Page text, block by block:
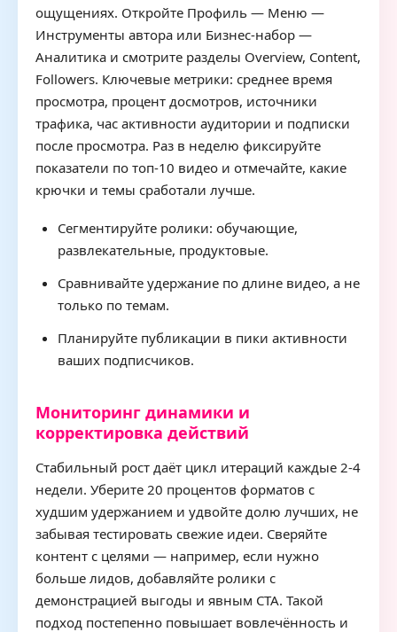
ощущениях. Откройте Профиль — Меню —
Инструменты автора или Бизнес-набор —
Аналитика и смотрите разделы Overview, Content,
Followers. Ключевые метрики: среднее время
просмотра, процент досмотров, источники
трафика, час активности аудитории и подписки
после просмотра. Раз в неделю фиксируйте
показатели по топ-10 видео и отмечайте, какие
крючки и темы сработали лучше.
Сегментируйте ролики: обучающие,
развлекательные, продуктовые.
Сравнивайте удержание по длине видео, а не
только по темам.
Планируйте публикации в пики активности
ваших подписчиков.
Мониторинг динамики и
корректировка действий
Стабильный рост даёт цикл итераций каждые 2-4
недели. Уберите 20 процентов форматов с
худшим удержанием и удвойте долю лучших, не
забывая тестировать свежие идеи. Сверяйте
контент с целями — например, если нужно
больше лидов, добавляйте ролики с
демонстрацией выгоды и явным CTA. Такой
подход постепенно повышает вовлечённость и